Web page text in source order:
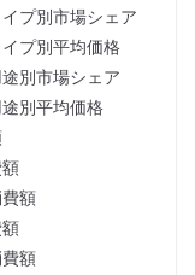
プ別市場シェア
プ別平均価格
別市場シェア
別平均価格
額
額